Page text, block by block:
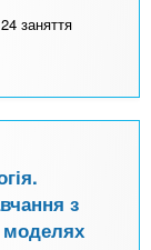
заняття
з